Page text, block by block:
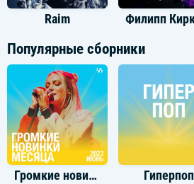
Raim
Популярные сборники
Громкие новинки: Июнь 2023 Гиперпоп